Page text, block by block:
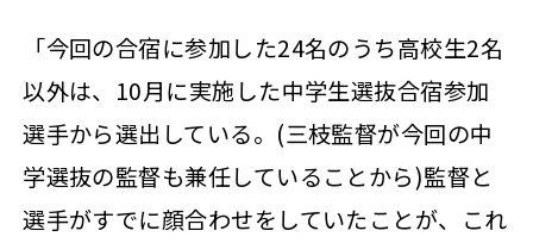
「今回の合宿に参加した24名のうち高校生2名
以外は、10月に実施した中学生選抜合宿参加
選手から選出している。(三枝監督が今回の中
学選抜の監督も兼任していることから)監督と
選手がすでに顔合わせをしていたことが、これ